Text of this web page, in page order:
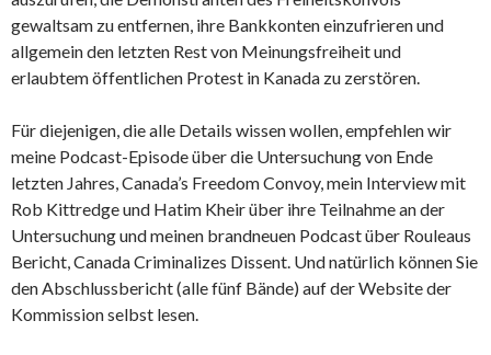
gewaltsam zu entfernen, ihre Bankkonten einzufrieren und
allgemein den letzten Rest von Meinungsfreiheit und
erlaubtem öffentlichen Protest in Kanada zu zerstören.
Für diejenigen, die alle Details wissen wollen, empfehlen wir
meine Podcast-Episode über die Untersuchung von Ende
letzten Jahres, Canada’s Freedom Convoy, mein Interview mit
Rob Kittredge und Hatim Kheir über ihre Teilnahme an der
Untersuchung und meinen brandneuen Podcast über Rouleaus
Bericht, Canada Criminalizes Dissent. Und natürlich können Sie
den Abschlussbericht (alle fünf Bände) auf der Website der
Kommission selbst lesen.